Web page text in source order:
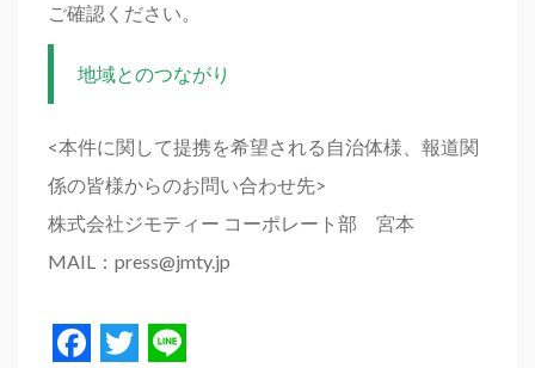
ご確認ください。
地域とのつながり
<本件に関して提携を希望される自治体様、報道関
係の皆様からのお問い合わせ先>
株式会社ジモティー コーポレート部 宮本
MAIL：press@jmty.jp
Facebook
Twitter